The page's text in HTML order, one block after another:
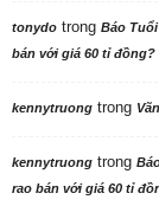
tonydo trong Báo
bán với giá 60 tỉ đồng?
kennytruong trong
kennytruong trong
rao bán với giá 60 tỉ